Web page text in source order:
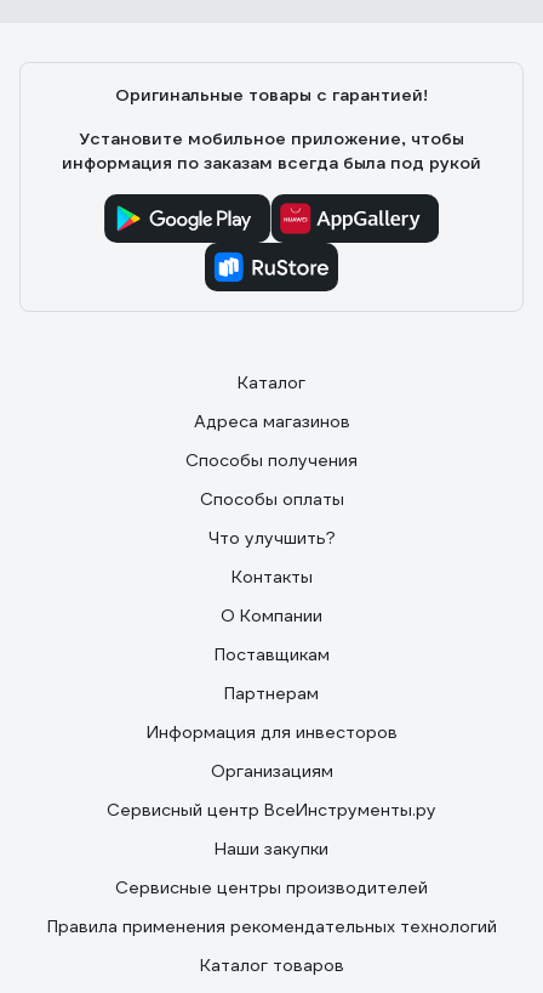
Оригинальные товары с гарантией!
Установите мобильное приложение, чтобы
информация по заказам всегда была под рукой
Каталог
Адреса магазинов
Способы получения
Способы оплаты
Что улучшить?
Контакты
О Компании
Поставщикам
Партнерам
Информация для инвесторов
Организациям
Сервисный центр ВсеИнструменты.ру
Наши закупки
Сервисные центры производителей
Правила применения рекомендательных технологий
Каталог товаров